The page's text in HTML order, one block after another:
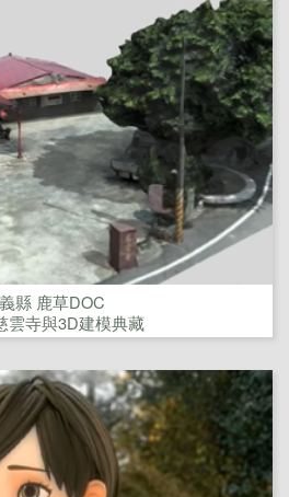
縣 鹿草DOC
雲寺與3D建模典藏